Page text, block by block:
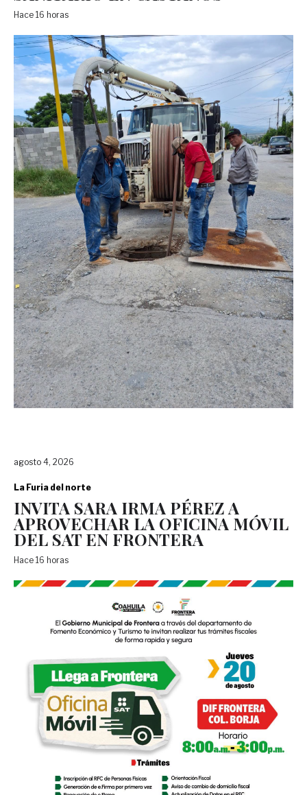
Hace 16 horas
agosto 4, 2026
La Furia del norte
INVITA SARA IRMA PÉREZ A
APROVECHAR LA OFICINA MÓVIL
DEL SAT EN FRONTERA
Hace 16 horas